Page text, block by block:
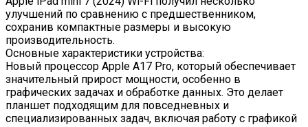
улучшений по сравнению с предшественником,
сохранив компактные размеры и высокую
производительность.
Основные характеристики устройства:
Новый процессор Apple A17 Pro, который обеспечивает
значительный прирост мощности, особенно в
графических задачах и обработке данных. Это делает
планшет подходящим для повседневных и
специализированных задач, включая работу с графикой